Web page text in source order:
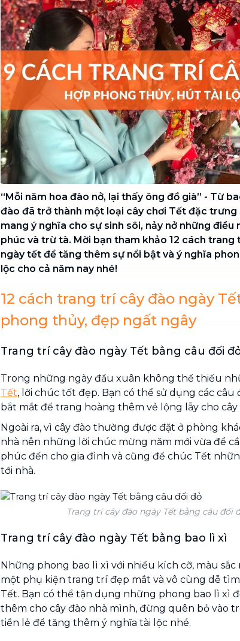
Chuyển nhà trọn gói, không lo dọn
dẹp nơi đi nơi đến
Vệ sinh công nghiệp NEW
Vệ sinh chuyên nghiệp cho văn
phòng, nhà xưởng, công trình lớn
“Mỗi năm hoa đào nở, lại thấy ông đồ già” - Từ
đào đã trở thành một loại cây chơi Tết đặc trưng
mang ý nghĩa cho sự sinh sôi, nảy nở những điều
phúc và trừ tà. Mời bạn tham khảo 12 cách trang
ngày tết để tăng thêm sự nổi bật và ý nghĩa
lộc cho cả năm nay nhé!
12 cách trang trí cây đào ngày
phong thủy, đẹp ngất ngây
Trang trí cây đào ngày Tết bằng câu đối
Trong những ngày đầu xuân không thể thiếu
Tết, lời chúc tốt đẹp. Bạn có thể sử dụng các câu
bắt mắt để trang hoàng thêm vẻ lộng lẫy cho cây
Ngoài ra, vì cây đào thường được đặt ở phòng
nhà nên những lời chúc mừng năm mới vừa để
phúc đến cho gia đình và cũng để chúc Tết
tới nhà.
Trang trí cây đào ngày Tết bằng câu đối
Trang trí cây đào ngày Tết bằng bao lì xì
Những phong bao lì xì với nhiều kích cỡ, màu sắc
một phụ kiện trang trí đẹp mắt và vô cùng dễ
Tết. Bạn có thể tận dụng những phong bao lì xì
thêm cho cây đào nhà mình, đừng quên bỏ vào
tiền lẻ để tăng thêm ý nghĩa tài lộc nhé.